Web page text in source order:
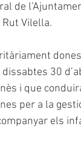
de
Vilella.
30
i que
per a la
els